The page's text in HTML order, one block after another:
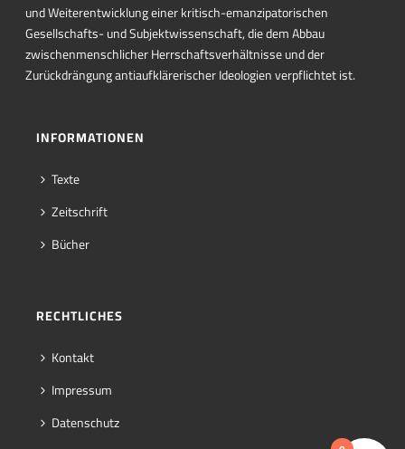
und Weiterentwicklung einer kritisch-emanzipatorischen
Gesellschafts- und Subjektwissenschaft, die dem Abbau
zwischenmenschlicher Herrschaftsverhältnisse und der
Zurückdrängung antiaufklärerischer Ideologien verpflichtet ist.
INFORMATIONEN
Texte
Zeitschrift
Bücher
RECHTLICHES
Kontakt
Impressum
Datenschutz